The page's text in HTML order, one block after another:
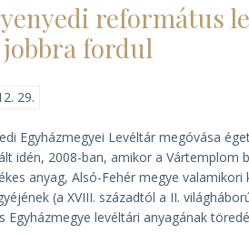
konferenciája)református
fordul
29.
Egyházmegyei Levéltár megóvása
idén, 2008-ban, amikor a Vártemplom
anyag, Alsó-Fehér megye
(a XVIII. századtól a II.
Egyházmegye levéltári anyagának